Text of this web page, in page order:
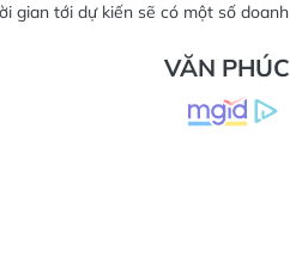
gian tới dự kiến sẽ có một số doanh
VĂN PHÚC